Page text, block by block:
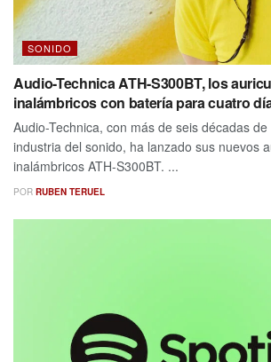
SONIDO
Audio-Technica ATH-S300BT, los
inalámbricos con batería para cuatro
Audio-Technica, con más de seis décadas
industria del sonido, ha lanzado sus nuevos
inalámbricos ATH-S300BT. ...
POR RUBEN TERUEL